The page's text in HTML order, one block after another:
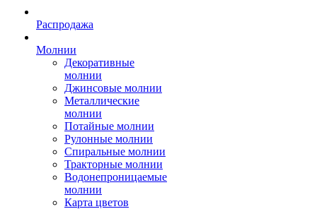
Распродажа
Молнии
Декоративные
молнии
Джинсовые молнии
Металлические
молнии
Потайные молнии
Рулонные молнии
Спиральные молнии
Тракторные молнии
Водонепроницаемые
молнии
Карта цветов